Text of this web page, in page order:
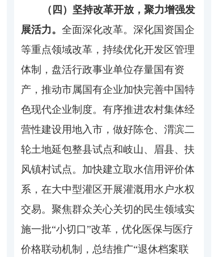
（四）坚持改革开放，聚力增强发
展活力。 全面深化改革。深化国资国企
等重点领域改革，持续优化开发区管理
体制，盘活行政事业单位存量国有资
产，推动市属国有企业加快完善中国特
色现代企业制度。有序推进农村集体经
营性建设用地入市，做好陈仓、渭滨二
轮土地延包整县试点和岐山、眉县、扶
风镇村试点。加快建立取水信用评价体
系，在大中型灌区开展灌溉用水户水权
交易。聚焦群众关心关切的民生领域实
施一批“小切口”改革，优化医保与医疗
价格联动机制，总结推广“退休档案联